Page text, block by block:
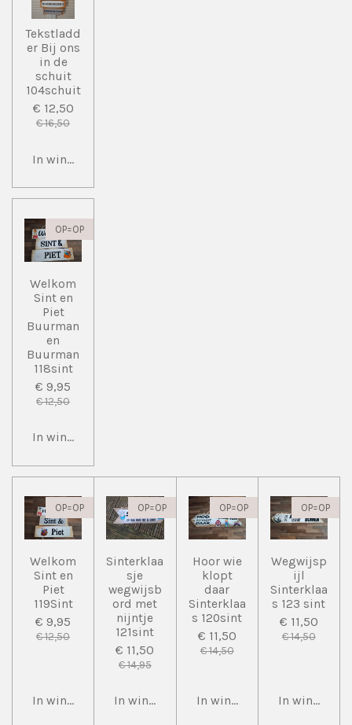
Tekstladd
er Bij ons
in de
schuit
104schuit
€ 12,50
€ 16,50
In winkelwagen
OP=OP
Welkom
Sint en
Piet
Buurman
en
Buurman
118sint
€ 9,95
€ 12,50
In winkelwagen
OP=OP
Welkom
Sint en
Piet
119Sint
€ 9,95
€ 12,50
In winkelwagen
OP=OP
Sinterklaa
sje
wegwijsb
ord met
nijntje
121sint
€ 11,50
€ 14,95
In winkelwagen
OP=OP
Hoor wie
klopt
daar
Sinterklaa
s 120sint
€ 11,50
€ 14,50
In winkelwagen
OP=OP
Wegwijsp
ijl
Sinterklaa
s 123 sint
€ 11,50
€ 14,50
In